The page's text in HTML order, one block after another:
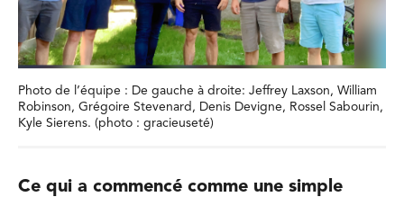
Photo de l’équipe : De gauche à droite: Jeffrey Laxson, William
Robinson, Grégoire Stevenard, Denis Devigne, Rossel Sabourin,
Kyle Sierens. (photo : gracieuseté)
Ce qui a commencé comme une simple